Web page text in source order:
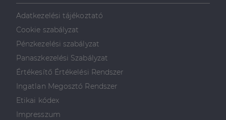
Adatkezelési tájékoztató
Cookie szabályzat
Pénzkezelési szabályzat
Panaszkezelési Szabályzat
Értékesítő Értékelési Rendszer
Ingatlan Megosztó Rendszer
Etikai kódex
Impresszum